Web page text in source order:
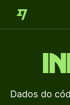
Dados do